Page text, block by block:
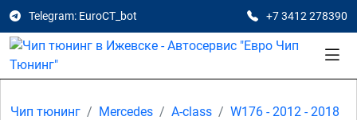
Telegram: EuroCT_bot +7 3412 278390
Чип тюнинг Mercedes A-class
W176 - 2012 - 2018